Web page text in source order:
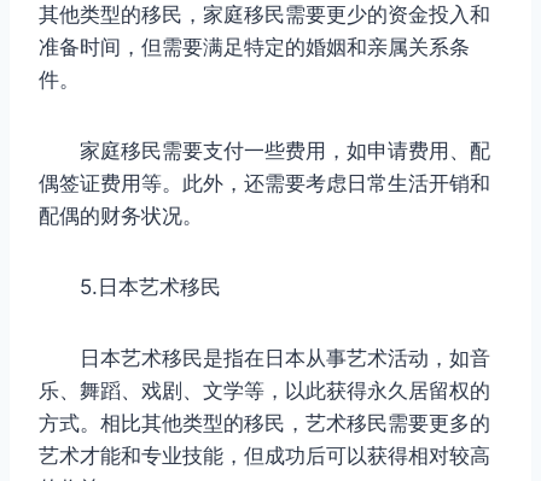
其他类型的移民，家庭移民需要更少的资金投入和
准备时间，但需要满足特定的婚姻和亲属关系条
件。
家庭移民需要支付一些费用，如申请费用、配
偶签证费用等。此外，还需要考虑日常生活开销和
配偶的财务状况。
5.日本艺术移民
日本艺术移民是指在日本从事艺术活动，如音
乐、舞蹈、戏剧、文学等，以此获得永久居留权的
方式。相比其他类型的移民，艺术移民需要更多的
艺术才能和专业技能，但成功后可以获得相对较高